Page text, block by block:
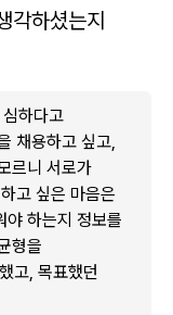
각하셨는지
하다고
채용하고 싶고,
르니 서로가
고 싶은 마음은
하는지 정보를
형을
고, 목표했던